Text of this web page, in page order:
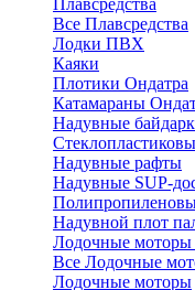
Плавсредства
Все Плавсредства
Лодки ПВХ
Каяки
Плотики Ондатра
Катамараны
Надувные
Надувные рафты
Надувные SUP-
Надувной плот
Лодочные моторы
Все Лодочные
Лодочные моторы